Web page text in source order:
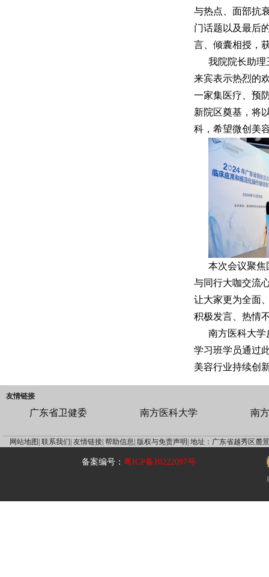
与热点、面部抗
门话题以及最后
言、倾囊相授，
我院院长助
来宾表示热烈的
一家集医疗、预
新院区奠基，将
科，希望微创美
本次会议聚
与同行大咖交流
让大家更为全面
积极发言、热情
南方医科大
学习班学员通过
美容行业持续创
友情链接
广东省卫健委 南方医科大学 南
网站地图| 联系我们| 友情链接| 帮助信息| 版权与免责声明| 地址：广东省越秀区麓
备案编号：粤ICP备10222097号